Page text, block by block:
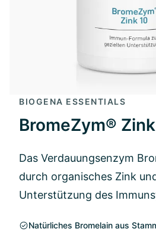
BIOGENA ESSENTIALS
BromeZym®
Das Verdauungsenzym
durch organisches Zink
Unterstützung des
Natürliches Bromelain aus